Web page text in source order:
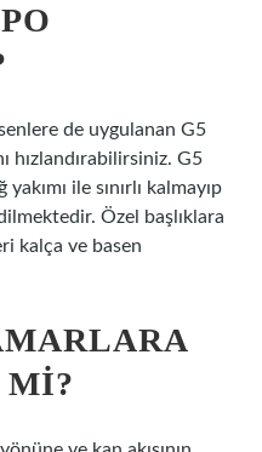
de uygulanan G5
hızlandırabilirsiniz. G5
ile sınırlı kalmayıp
Özel başlıklara
kalça ve basen
MI?